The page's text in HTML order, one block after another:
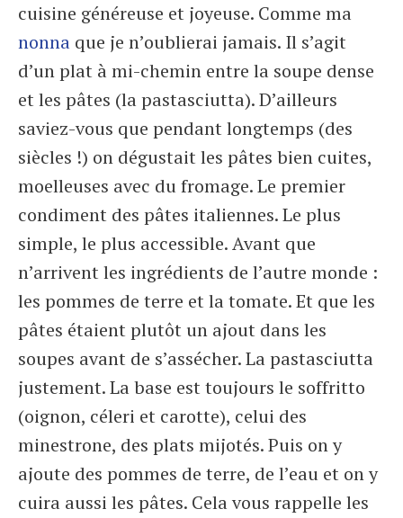
cuisine généreuse et joyeuse. Comme ma
nonna que je n’oublierai jamais. Il s’agit
d’un plat à mi-chemin entre la soupe dense
et les pâtes (la pastasciutta). D’ailleurs
saviez-vous que pendant longtemps (des
siècles !) on dégustait les pâtes bien cuites,
moelleuses avec du fromage. Le premier
condiment des pâtes italiennes. Le plus
simple, le plus accessible. Avant que
n’arrivent les ingrédients de l’autre monde :
les pommes de terre et la tomate. Et que les
pâtes étaient plutôt un ajout dans les
soupes avant de s’assécher. La pastasciutta
justement. La base est toujours le soffritto
(oignon, céleri et carotte), celui des
minestrone, des plats mijotés. Puis on y
ajoute des pommes de terre, de l’eau et on y
cuira aussi les pâtes. Cela vous rappelle les